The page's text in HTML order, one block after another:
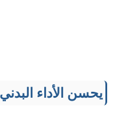
يحسن الأداء البدني